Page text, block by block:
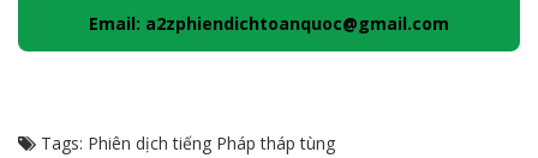
Email: a2zphiendichtoanquoc@gmail.com
Tags: Phiên dịch tiếng Pháp tháp tùng